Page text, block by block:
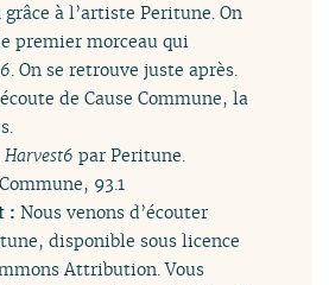
grâce à l’artiste Peritune. On
premier morceau qui
. On se retrouve juste après.
de Cause Commune, la
Harvest6 par Peritune.
93.1
:Nous venons d’écouter
disponible sous licence
Attribution. Vous